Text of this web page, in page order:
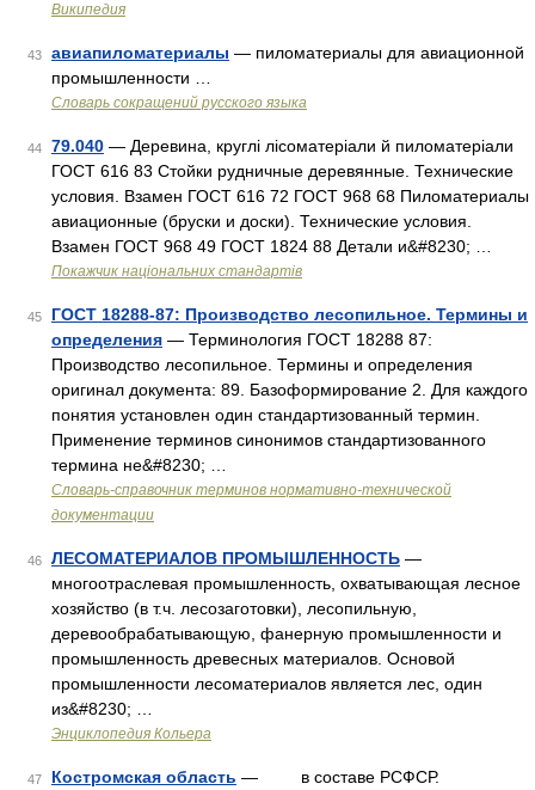
Википедия
43 авиапиломатериалы — пиломатериалы для авиационной
промышленности …
Словарь сокращений русского языка
44 79.040 — Деревина, круглі лісоматеріали й пиломатеріали
ГОСТ 616 83 Стойки рудничные деревянные. Технические
условия. Взамен ГОСТ 616 72 ГОСТ 968 68 Пиломатериалы
авиационные (бруски и доски). Технические условия.
Взамен ГОСТ 968 49 ГОСТ 1824 88 Детали и&#8230; …
Покажчик національних стандартів
45
ГОСТ 18288-87: Производство лесопильное. Термины и
определения — Терминология ГОСТ 18288 87:
Производство лесопильное. Термины и определения
оригинал документа: 89. Базоформирование 2. Для каждого
понятия установлен один стандартизованный термин.
Применение терминов синонимов стандартизованного
термина не&#8230; …
Словарь-справочник терминов нормативно-технической
документации
46 ЛЕСОМАТЕРИАЛОВ ПРОМЫШЛЕННОСТЬ —
многоотраслевая промышленность, охватывающая лесное
хозяйство (в т.ч. лесозаготовки), лесопильную,
деревообрабатывающую, фанерную промышленности и
промышленность древесных материалов. Основой
промышленности лесоматериалов является лес, один
из&#8230; …
Энциклопедия Кольера
47 Костромская область — в составе РСФСР.